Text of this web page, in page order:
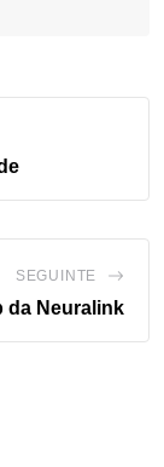
SEGUINTE
da Neuralink